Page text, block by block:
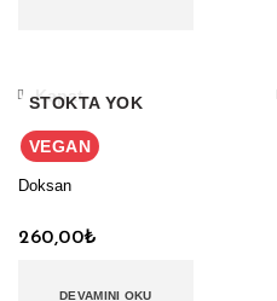
STOKTA YOK
VEGAN
Kapat
Doksan
260,00₺
DEVAMINI OKU